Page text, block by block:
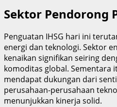
Sektor Pendorong
Penguatan IHSG hari ini
energi dan teknologi. Sektor
kenaikan signifikan seiring
komoditas global. Sementara
mendapat dukungan dari
perusahaan-perusahaan
menunjukkan kinerja solid.